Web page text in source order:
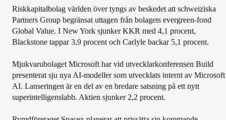
Riskkapitalbolag världen över tyngs av beskedet att schweiziska
Partners Group begränsat uttagen från bolagets evergreen-fond
Global Value. I New York sjunker KKR med 4,1 procent,
Blackstone tappar 3,9 procent och Carlyle backar 5,1 procent.
Mjukvarubolaget Microsoft har vid utvecklarkonferensen Build
presenterat sju nya AI-modeller som utvecklats internt av Microsoft
AI. Lanseringen är en del av en bredare satsning på ett nytt
superintelligenslabb. Aktien sjunker 2,2 procent.